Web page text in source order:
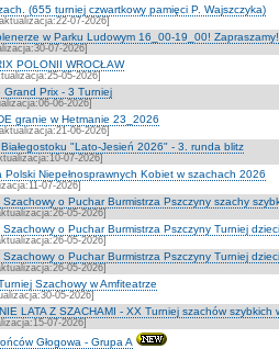
(655 turniej czwartkowy pamięci P. Wajszczyka)
07-2026]
w Parku Ludowym 16_00-19_00! Zapraszamy!
07-2026]
POLONII WROCŁAW
05-2026]
Grand Prix - 3 Turniej
06-2026]
granie w Hetmanie 23_2026
06-2026]
"Lato-Jesień 2026" - 3. runda blitz
07-2026]
Polski Niepełnosprawnych Kobiet w szachach 2026
07-2026]
Szachowy o Puchar Burmistrza Pszczyny szachy
05-2026]
Szachowy o Puchar Burmistrza Pszczyny Turniej
05-2026]
Szachowy o Puchar Burmistrza Pszczyny Turniej
05-2026]
Szachowy w Amfiteatrze
05-2026]
LATA Z SZACHAMI - XX Turniej szachów szybkich
07-2026]
Głogowa - Grupa A